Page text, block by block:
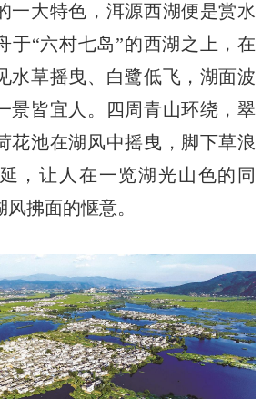
一大特色，洱源西湖便是赏水
于“六村七岛”的西湖之上，在
水草摇曳、白鹭低飞，湖面波
景皆宜人。四周青山环绕，翠
花池在湖风中摇曳，脚下草浪
，让人在一览湖光山色的同
拂面的惬意。